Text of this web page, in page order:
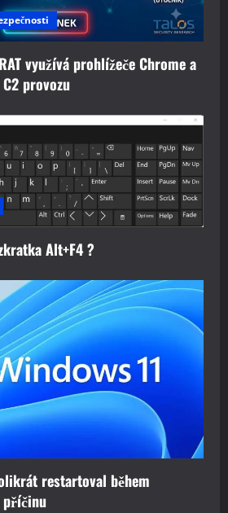
využívá prohlížeče Chrome a
provozu
Alt+F4 ?
restartoval během
příčinu